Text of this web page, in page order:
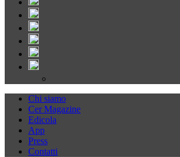
Chi siamo
Cer Magazine
Edicola
App
Press
Contatti